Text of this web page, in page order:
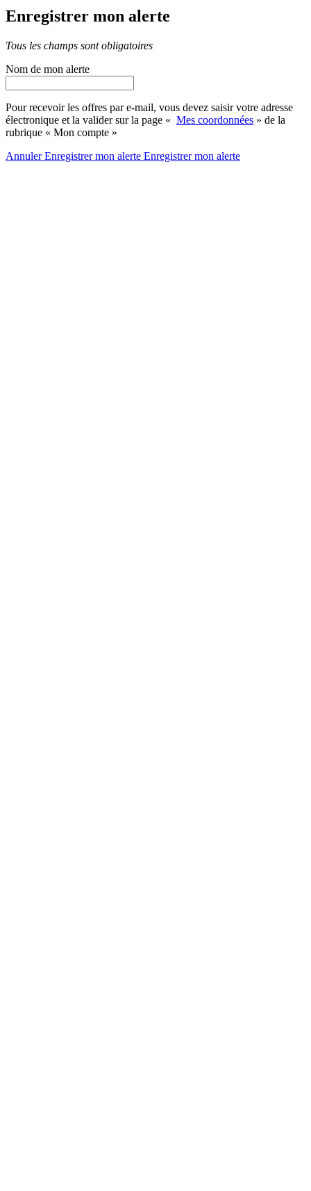
Enregistrer mon alerte
Tous les champs sont obligatoires
Nom de mon alerte
Pour recevoir les offres par e-mail, vous devez saisir votre adresse
électronique et la valider sur la page « Mes coordonnées » de la
rubrique « Mon compte »
AnnulerEnregistrer mon alerte Enregistrermon alerte